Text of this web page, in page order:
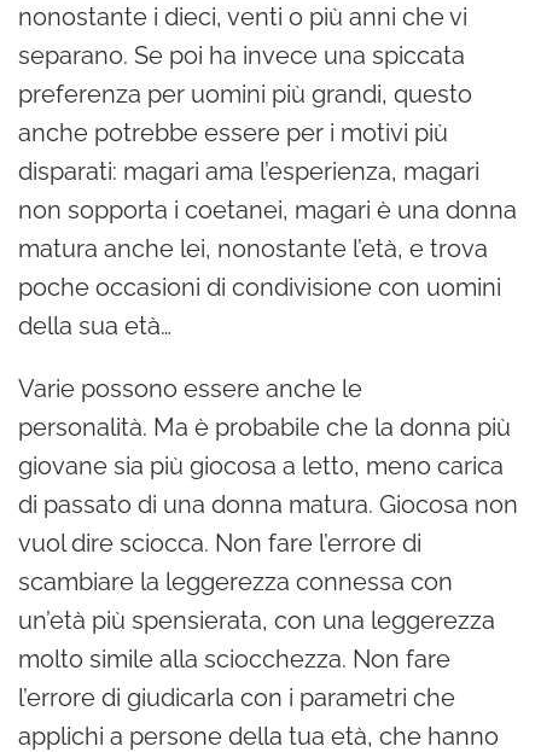
nonostante i dieci, venti o più anni che vi
separano. Se poi ha invece una spiccata
preferenza per uomini più grandi, questo
anche potrebbe essere per i motivi più
disparati: magari ama l’esperienza, magari
non sopporta i coetanei, magari è una donna
matura anche lei, nonostante l’età, e trova
poche occasioni di condivisione con uomini
della sua età…
Varie possono essere anche le
personalità. Ma è probabile che la donna più
giovane sia più giocosa a letto, meno carica
di passato di una donna matura. Giocosa non
vuol dire sciocca. Non fare l’errore di
scambiare la leggerezza connessa con
un’età più spensierata, con una leggerezza
molto simile alla sciocchezza. Non fare
l’errore di giudicarla con i parametri che
applichi a persone della tua età, che hanno